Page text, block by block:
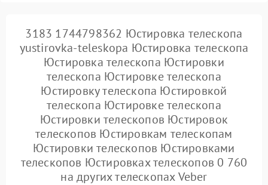
3183 1744798362 Юстировка телескопа
yustirovka-teleskopa Юстировка телескопа
Юстировка телескопа Юстировки
телескопа Юстировке телескопа
Юстировку телескопа Юстировкой
телескопа Юстировке телескопа
Юстировки телескопов Юстировок
телескопов Юстировкам телескопам
Юстировки телескопов Юстировками
телескопов Юстировках телескопов 0 760
на других телескопах Veber